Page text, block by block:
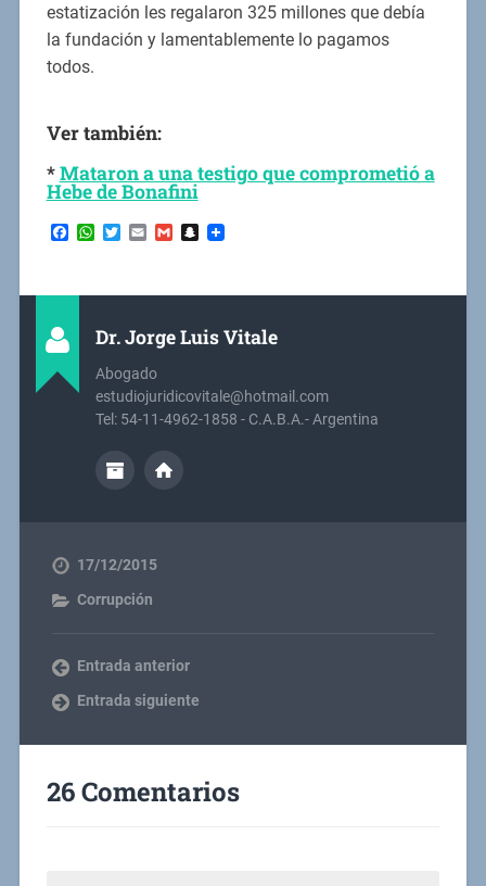
estatización les regalaron 325 millones que debía
la fundación y lamentablemente lo pagamos
todos.
Ver también:
*Mataron a una testigo que comprometió a
Hebe de Bonafini
Facebook
WhatsApp
Twitter
EmailGmailSnapchat
Dr. Jorge Luis Vitale
Abogado
estudiojuridicovitale@hotmail.com
Tel: 54-11-4962-1858 - C.A.B.A.- Argentina
17/12/2015
Corrupción
Entrada anterior
Entrada siguiente
26 Comentarios